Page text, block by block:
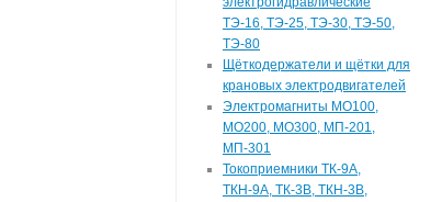
ТЭ-16, ТЭ-25, ТЭ-30, ТЭ-50,
ТЭ-80
Щёткодержатели и щётки для
крановых электродвигателей
Электромагниты МО100,
МО200, МО300, МП-201,
МП-301
Токоприемники ТК-9А,
ТКН-9А, ТК-3В, ТКН-3В,